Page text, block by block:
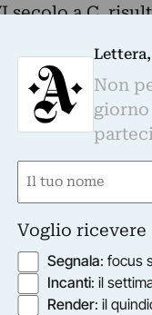
secolo a.C.
privilegiato,
Non
Nome
Voglio ricevere
Segnala: focus
Incanti: il
Render: il